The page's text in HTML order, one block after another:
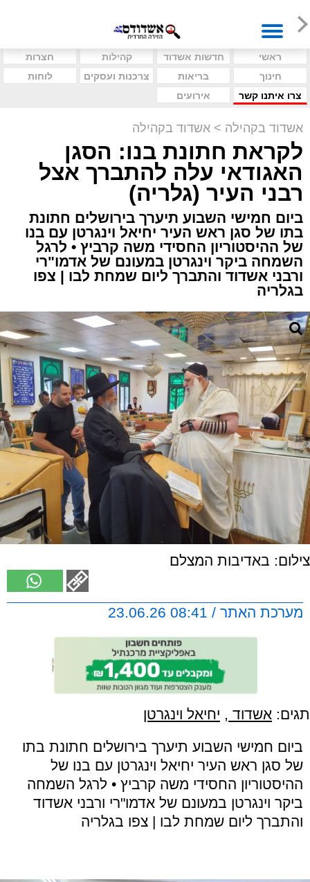
ראשי חדשות אשדוד קהילות
חצרות
חינוך
בריאות צרכנות ועסקים
לוחות
צרו איתנו קשר
אירועים
אשדוד בקהילה > אשדוד בקהילה
לקראת חתונת בנו: הסגן
האגודאי עלה להתברך אצל
רבני העיר (גלריה)
ביום חמישי השבוע תיערך בירושלים חתונת
בתו של סגן ראש העיר יחיאל וינגרטן עם בנו
של ההיסטוריון החסידי משה קרביץ • לרגל
השמחה ביקר וינגרטן במעונם של אדמו"רי
ורבני אשדוד והתברך ליום שמחת לבו | צפו
בגלריה
צילום: באדיבות המצלם
מערכת האתר / 08:41 23.06.26
תגים: אשדוד , יחיאל וינגרטן
ביום חמישי השבוע תיערך בירושלים חתונת בתו
של סגן ראש העיר יחיאל וינגרטן עם בנו של
ההיסטוריון החסידי משה קרביץ • לרגל השמחה
ביקר וינגרטן במעונם של אדמו"רי ורבני אשדוד
והתברך ליום שמחת לבו | צפו בגלריה